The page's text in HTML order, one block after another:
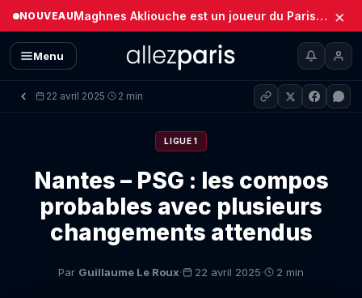
NOUVEAU Maghnes Akliouche est un joueur du Paris Saint-Germain (Officiel) ×
Menu
22 avril 2025· 2 min
LIGUE 1
Nantes – PSG : les compos
probables avec plusieurs
changements attendus
Par Guillaume Le Roux· 22 avril 2025· 2 min